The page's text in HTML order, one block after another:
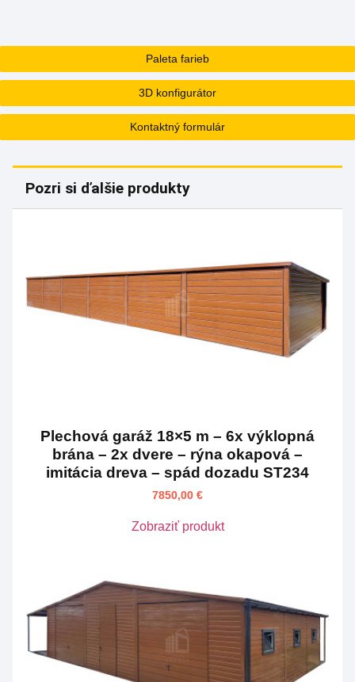
Paleta farieb
3D konfigurátor
Kontaktný formulár
Pozri si ďalšie produkty
Plechová garáž 18×5 m – 6x výklopná
brána – 2x dvere – rýna okapová –
imitácia dreva – spád dozadu ST234
7850,00 €
Zobraziť produkt